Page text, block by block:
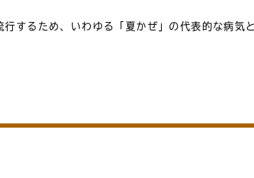
ごみ
広報
するため、いわゆる「夏かぜ」の代表的な病気